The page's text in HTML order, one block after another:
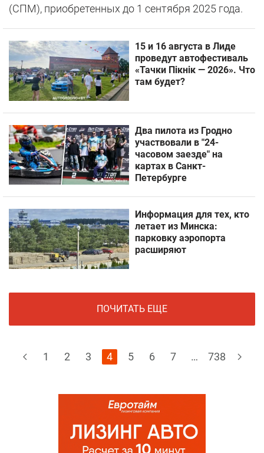
(СПМ), приобретенных до 1 сентября 2025 года.
15 и 16 августа в Лиде
проведут автофестиваль
«Тачки Пiкнiк — 2026». Что
там будет?
Два пилота из Гродно
участвовали в "24-
часовом заезде" на
картах в Санкт-
Петербурге
Информация для тех, кто
летает из Минска:
парковку аэропорта
расширяют
ПОЧИТАТЬ ЕЩЕ
1 2 3 4 5 6 7 … 738